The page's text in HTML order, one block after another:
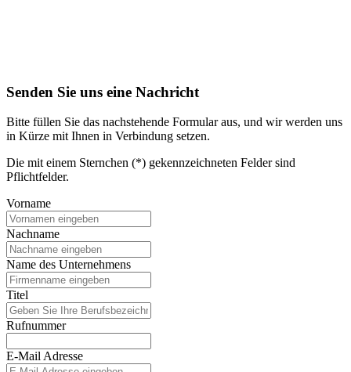
Senden Sie uns eine Nachricht
Bitte füllen Sie das nachstehende Formular aus, und wir werden uns
in Kürze mit Ihnen in Verbindung setzen.
Die mit einem Sternchen (*) gekennzeichneten Felder sind
Pflichtfelder.
Vorname
Nachname
Name des Unternehmens
Titel
Rufnummer
E-Mail Adresse